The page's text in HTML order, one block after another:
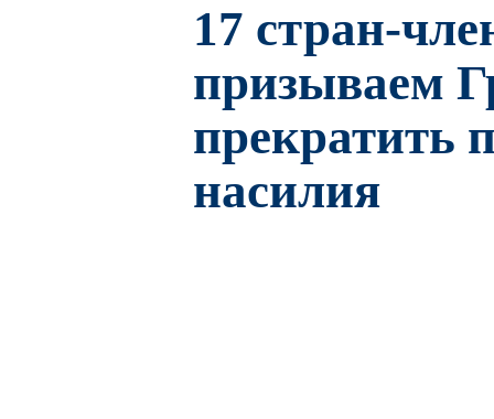
17 стран-
призываем
прекратить
насилия